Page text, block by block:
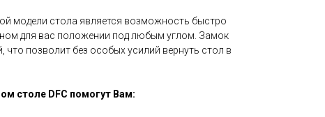
модели стола является возможность быстро
для вас положении под любым углом. Замок
что позволит без особых усилий вернуть стол в
столе DFC помогут Вам: